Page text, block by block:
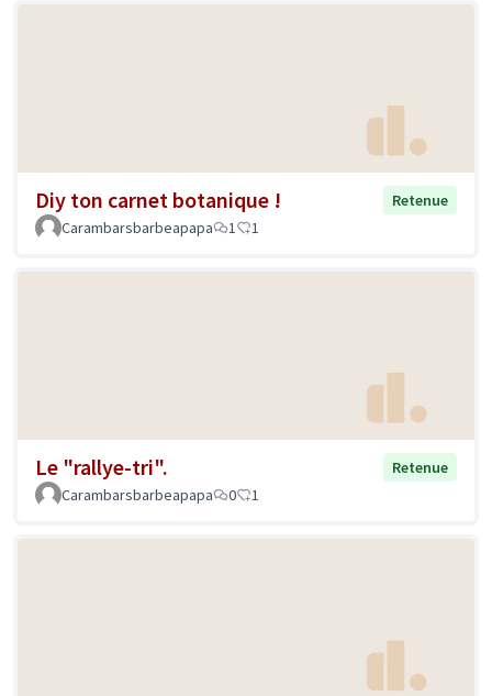
Diy ton carnet botanique !
Retenue
Carambarsbarbeapapa
1 1
Le "rallye-tri".
Retenue
Carambarsbarbeapapa
0 1